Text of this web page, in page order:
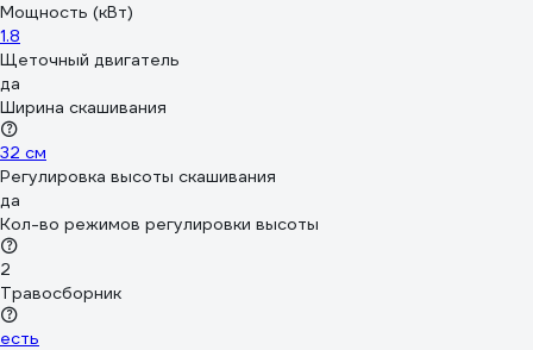
Мощность (кВт)
1.8
Щеточный двигатель
да
Ширина скашивания
32 см
Регулировка высоты скашивания
да
Кол-во режимов регулировки высоты
2
Травосборник
есть